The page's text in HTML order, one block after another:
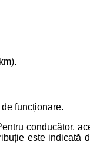
funcționare.
conducător,
este indicată